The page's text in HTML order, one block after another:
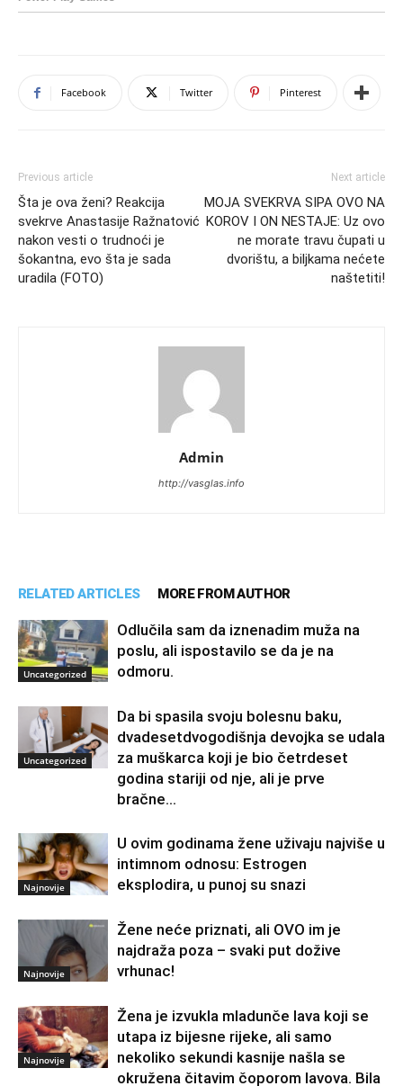
Facebook Twitter Pinterest
Previous article
Šta je ova ženi? Reakcija
svekrve Anastasije Ražnatović
nakon vesti o trudnoći je
šokantna, evo šta je sada
uradila (FOTO)
Next article
MOJA SVEKRVA SIPA OVO NA
KOROV I ON NESTAJE: Uz ovo
ne morate travu čupati u
dvorištu, a biljkama nećete
naštetiti!
Admin
http://vasglas.info
RELATED ARTICLES MORE FROM AUTHOR
Uncategorized
Odlučila sam da iznenadim muža na
poslu, ali ispostavilo se da je na
odmoru.
Uncategorized
Da bi spasila svoju bolesnu baku,
dvadesetdvogodišnja devojka se udala
za muškarca koji je bio četrdeset
godina stariji od nje, ali je prve
bračne...
Najnovije
U ovim godinama žene uživaju najviše u
intimnom odnosu: Estrogen
eksplodira, u punoj su snazi
Najnovije
Žene neće priznati, ali OVO im je
najdraža poza – svaki put dožive
vrhunac!
Najnovije
Žena je izvukla mladunče lava koji se
utapa iz bijesne rijeke, ali samo
nekoliko sekundi kasnije našla se
okružena čitavim čoporom lavova. Bila